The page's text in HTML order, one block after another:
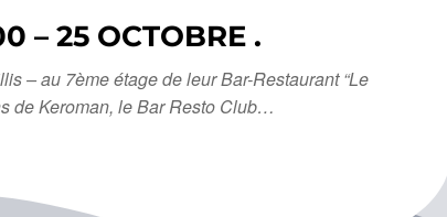
– 25 OCTOBRE .
– au 7ème étage de leur Bar-Restaurant “Le
de Keroman, le Bar Resto Club…